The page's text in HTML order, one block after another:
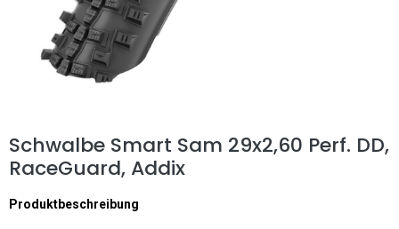
Schwalbe Smart Sam 29x2,60 Perf. DD,
RaceGuard, Addix
Produktbeschreibung